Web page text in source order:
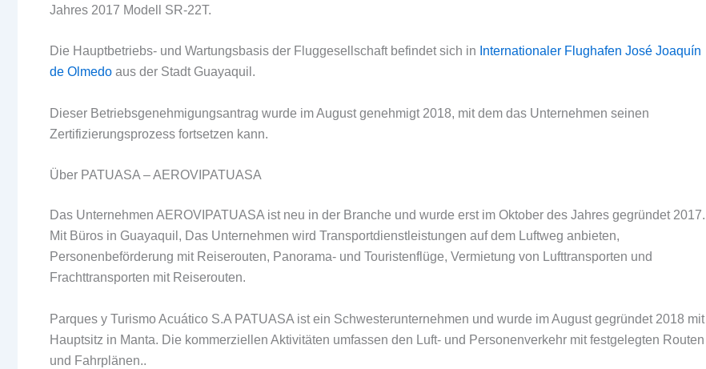
Jahres 2017 Modell SR-22T.
Die Hauptbetriebs- und Wartungsbasis der Fluggesellschaft befindet sich in Internationaler Flughafen José Joaquín
de Olmedo aus der Stadt Guayaquil.
Dieser Betriebsgenehmigungsantrag wurde im August genehmigt 2018, mit dem das Unternehmen seinen
Zertifizierungsprozess fortsetzen kann.
Über PATUASA – AEROVIPATUASA
Das Unternehmen AEROVIPATUASA ist neu in der Branche und wurde erst im Oktober des Jahres gegründet 2017.
Mit Büros in Guayaquil, Das Unternehmen wird Transportdienstleistungen auf dem Luftweg anbieten,
Personenbeförderung mit Reiserouten, Panorama- und Touristenflüge, Vermietung von Lufttransporten und
Frachttransporten mit Reiserouten.
Parques y Turismo Acuático S.A PATUASA ist ein Schwesterunternehmen und wurde im August gegründet 2018 mit
Hauptsitz in Manta. Die kommerziellen Aktivitäten umfassen den Luft- und Personenverkehr mit festgelegten Routen
und Fahrplänen..